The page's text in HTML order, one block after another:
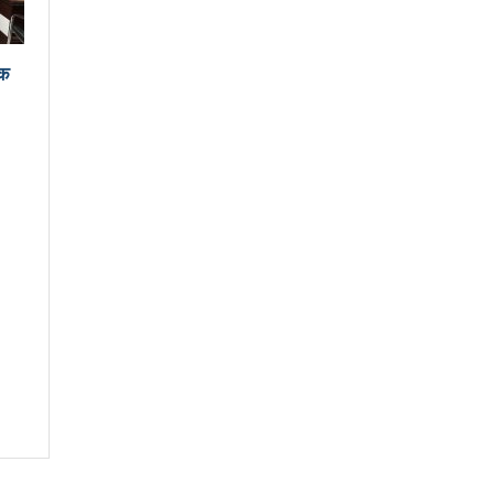
तयारीः तीन आयोगको बैठक सकियो
जनप्रतिनिधि